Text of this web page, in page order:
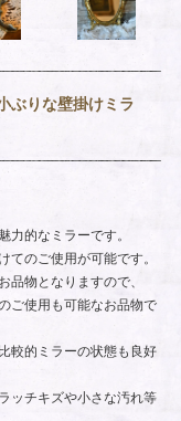
ぶりな壁掛けミラ
力的なミラーです。
のご使用が可能です。
品物となりますので、
ご使用も可能なお品物で
較的ミラーの状態も良好
ッチキズや小さな汚れ等